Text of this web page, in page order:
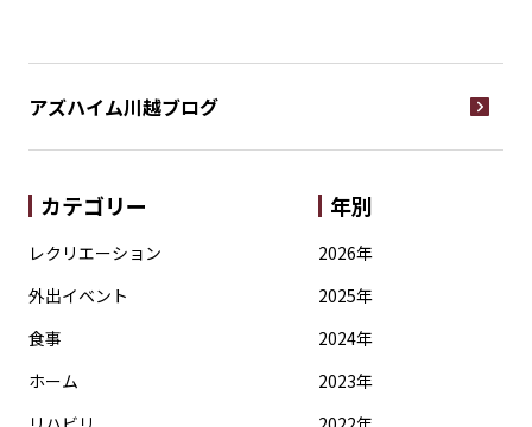
アズハイム川越ブログ
カテゴリー
レクリエーション
外出イベント
食事
ホーム
年別
2026年
2025年
2024年
2023年